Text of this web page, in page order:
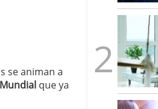
se animan a
que ya